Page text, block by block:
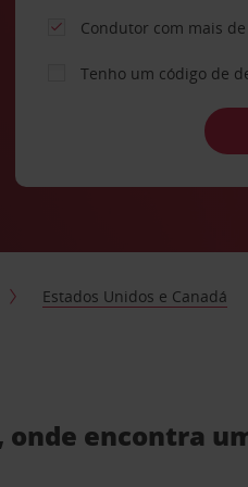
Condutor com mais
Tenho um código de
Estados Unidos e Canadá
encontra